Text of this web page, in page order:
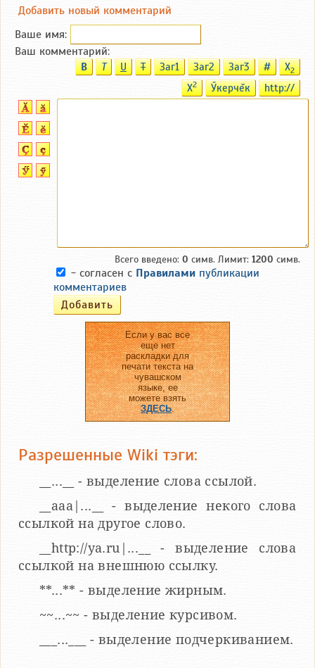
Добавить новый комментарий
Ваше имя:
Ваш комментарий:
B T U T Заг1 Заг2 Заг3 # X2
X2 Ӳкерчĕк http://
Всего введено: 0 симв. Лимит: 1200 симв.
- согласен с Правилами публикации
комментариев
Если у вас все
еще нет
раскладки для
печати текста на
чувашском
языке, ее
можете взять
ЗДЕСЬ.
Разрешенные Wiki тэги:
__...__ - выделение слова ссылой.
__aaa|...__ - выделение некого слова
ссылкой на другое слово.
__http://ya.ru|...__ - выделение слова
ссылкой на внешнюю ссылку.
**...** - выделение жирным.
~~...~~ - выделение курсивом.
___...___ - выделение подчеркиванием.